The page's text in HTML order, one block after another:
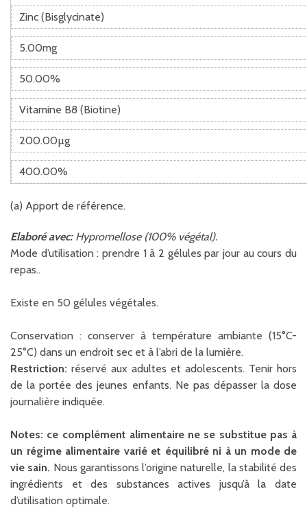
Zinc (Bisglycinate)
5.00mg
50.00%
Vitamine B8 (Biotine)
200.00µg
400.00%
(a) Apport de référence.
Elaboré avec:Hypromellose (100% végétal).
Mode d’utilisation : prendre 1 à 2 gélules par jour au cours du
repas..
Existe en 50 gélules végétales.
Conservation : conserver à température ambiante (15°C-
25°C) dans un endroit sec et à l’abri de la lumière.
Restriction: réservé aux adultes et adolescents. Tenir hors
de la portée des jeunes enfants. Ne pas dépasser la dose
journalière indiquée.
Notes: ce complément alimentaire ne se substitue pas à
un régime alimentaire varié et équilibré ni à un mode de
vie sain. Nous garantissons l’origine naturelle, la stabilité des
ingrédients et des substances actives jusqu’à la date
d’utilisation optimale.